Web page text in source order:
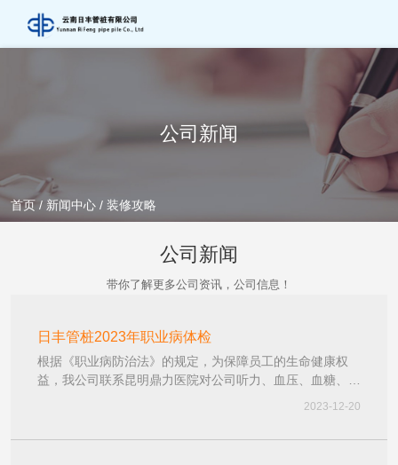
公司新闻
首页 / 新闻中心 / 装修攻略
公司新闻
带你了解更多公司资讯，公司信息！
日丰管桩2023年职业病体检
根据《职业病防治法》的规定，为保障员工的生命健康权
益，我公司联系昆明鼎力医院对公司听力、血压、血糖、肝
2023-12-20